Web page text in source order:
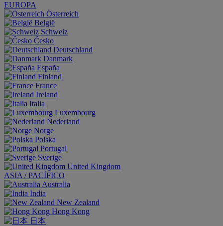
EUROPA
Österreich
België
Schweiz
Česko
Deutschland
Danmark
España
Finland
France
Ireland
Italia
Luxembourg
Nederland
Norge
Polska
Portugal
Sverige
United Kingdom
ASIA / PACÍFICO
Australia
India
New Zealand
Hong Kong
日本